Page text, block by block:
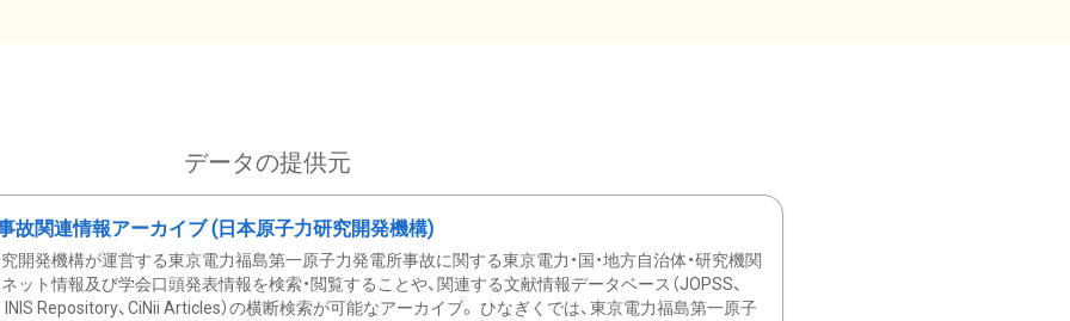
データの提供元
故関連情報アーカイブ (日本原子力研究開発機構)
開発機構が運営する東京電力福島第一原子力発電所事故に関する東京電力・国・地方自治体・研究機関
ット情報及び学会口頭発表情報を検索・閲覧することや、関連する文献情報データベース（JOPSS、
INIS Repository、CiNii Articles）の横断検索が可能なアーカイブ。 ひなぎくでは、東京電力福島第一原子